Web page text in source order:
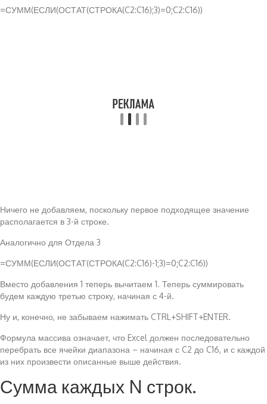
=СУММ(ЕСЛИ(ОСТАТ(СТРОКА(C2:C16);3)=0;C2:C16))
Ничего не добавляем, поскольку первое подходящее значение
располагается в 3-й строке.
Аналогично для Отдела 3
=СУММ(ЕСЛИ(ОСТАТ(СТРОКА(C2:C16)-1;3)=0;C2:C16))
Вместо добавления 1 теперь вычитаем 1. Теперь суммировать
будем каждую третью строку, начиная с 4-й.
Ну и, конечно, не забываем нажимать CTRL+SHIFT+ENTER.
Формула массива означает, что Excel должен последовательно
перебрать все ячейки диапазона – начиная с C2 до C16, и с каждой
из них произвести описанные выше действия.
Сумма каждых N строк.